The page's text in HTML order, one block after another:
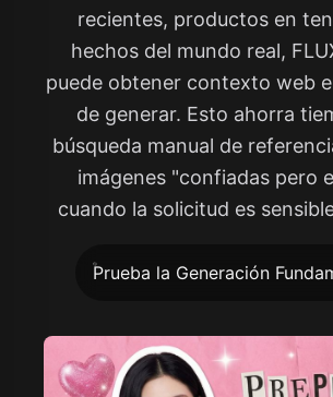
recientes, productos en
hechos del mundo real,
puede obtener contexto web
de generar. Esto ahorra
búsqueda manual de
imágenes "confiadas pero
cuando la solicitud es
Prueba la Generación